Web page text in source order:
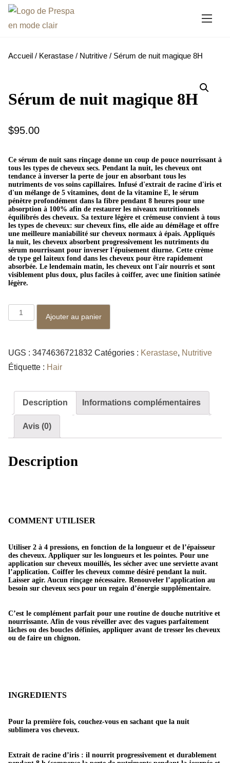
Accueil / Kerastase / Nutritive / Sérum de nuit magique 8H
Sérum de nuit magique 8H
$95.00
Ce sérum de nuit sans rinçage donne un coup de pouce nourrissant à
tous les types de cheveux secs. Pendant la nuit, les cheveux ont
tendance à inverser la perte de jour en absorbant tous les
nutriments de vos soins capillaires. Infusé d'extrait de racine d'iris et
d'un mélange de 5 vitamines, dont de la vitamine E, le sérum
pénètre profondément dans la fibre pendant 8 heures pour une
absorption à 100% afin de restaurer les niveaux nutritionnels
équilibrés des cheveux. Sa texture légère et crémeuse convient à tous
les types de cheveux: sur cheveux fins, elle aide au démêlage et offre
une meilleure maniabilité sur cheveux normaux à épais. Appliqués
la nuit, les cheveux absorbent progressivement les nutriments du
sérum nourrissant pour inverser l'épuisement diurne. Cette crème
de type gel laiteux fond dans les cheveux pour être rapidement
absorbée. Le lendemain matin, les cheveux ont l'air nourris et sont
visiblement plus doux, plus faciles à coiffer, avec une finition satinée
légère.
n
t
e
é
d
n
u
i
m
a
g
e
H
Ajouter au panier
UGS : 3474636721832 Catégories : Kerastase, Nutritive
Étiquette : Hair
Description Informations complémentaires
Avis (0)
Description
COMMENT UTILISER
Utiliser 2 à 4 pressions, en fonction de la longueur et de l’épaisseur
des cheveux. Appliquer sur les longueurs et les pointes. Pour une
application sur cheveux mouillés, les sécher avec une serviette avant
l’application. Coiffer les cheveux comme désiré pendant la nuit.
Laisser agir. Aucun rinçage nécessaire. Renouveler l’application au
besoin sur cheveux secs pour un regain d’énergie supplémentaire.
C’est le complément parfait pour une routine de douche nutritive et
nourrissante. Afin de vous réveiller avec des vagues parfaitement
lâches ou des boucles définies, appliquer avant de tresser les cheveux
ou de faire un chignon.
INGREDIENTS
Pour la première fois, couchez-vous en sachant que la nuit
sublimera vos cheveux.
Extrait de racine d’iris : il nourrit progressivement et durablement